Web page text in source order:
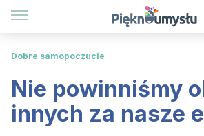
Dobre samopoczucie
Nie powinniśmy
innych za nasze